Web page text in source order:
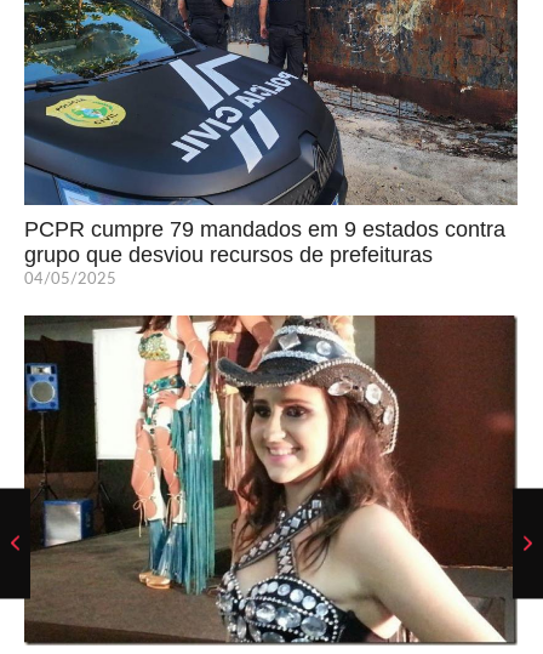
PCPR cumpre 79 mandados em 9 estados contra
grupo que desviou recursos de prefeituras
04/05/2025